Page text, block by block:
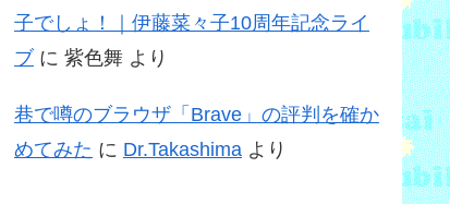
子でしょ！｜伊藤菜々子10周年記念ライ
ブ に 紫色舞 より
巷で噂のブラウザ「Brave」の評判を確か
めてみた に Dr.Takashima より